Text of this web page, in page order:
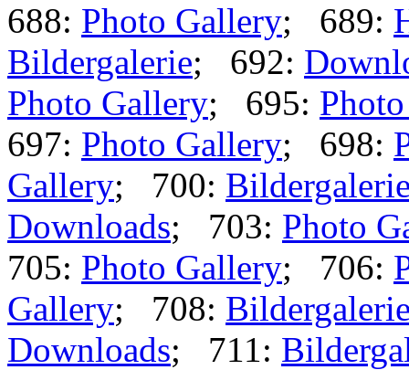
688: Photo Gallery; 689:
Bildergalerie; 692:
Photo Gallery; 695:
697: Photo Gallery; 698:
Gallery; 700:
Downloads; 703: Photo
705: Photo Gallery; 706:
Gallery; 708:
Downloads; 711: